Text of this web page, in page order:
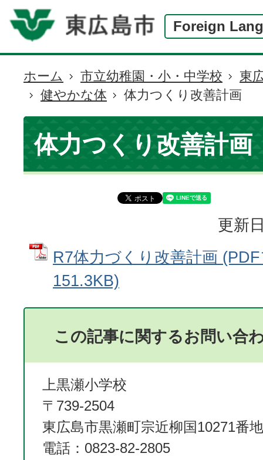
Foreign
現
在
の
置
ホーム 市立幼稚園・小・中学校
東
健やかな体
体力つくり改善計画
体力つくり改善計画
更新
R7体力づくり改善計画
151.3KB)
この記事に関するお問い合
上黒瀬小学校
〒739-2504
東広島市黒瀬町宗近柳国10271番
電話：0823-82-2805